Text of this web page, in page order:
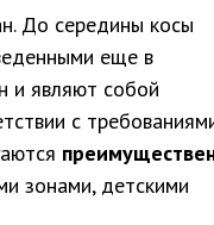
До середины косы
еще в
и являют собой
с
зонами, детскими